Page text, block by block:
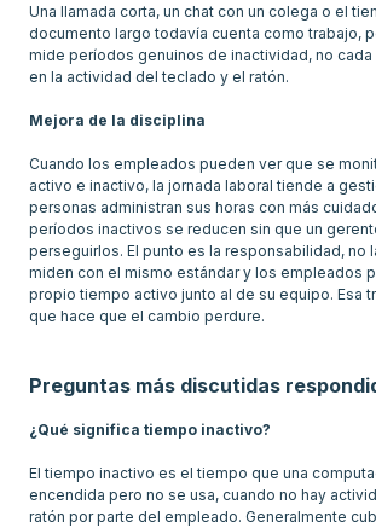
Una llamada corta, un chat con un colega o el
documento largo todavía cuenta como trabajo,
mide períodos genuinos de inactividad, no
en la actividad del teclado y el ratón.
Mejora de la disciplina
Cuando los empleados pueden ver que se
activo e inactivo, la jornada laboral tiende a
personas administran sus horas con más
períodos inactivos se reducen sin que un
perseguirlos. El punto es la responsabilidad, no
miden con el mismo estándar y los empleados
propio tiempo activo junto al de su equipo. Esa
que hace que el cambio perdure.
Preguntas más discutidas
¿Qué significa tiempo inactivo?
El tiempo inactivo es el tiempo que una
encendida pero no se usa, cuando no hay
ratón por parte del empleado. Generalmente